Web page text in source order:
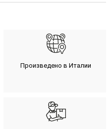
Произведено в Италии